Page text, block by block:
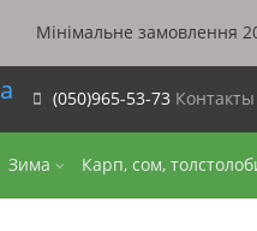
Мінімальне замовлення
(050)965-53-73 Контакты
Зима Карп, сом,